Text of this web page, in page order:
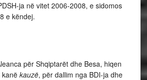
ja në vitet 2006-2008, e sidomos
e këndej.
për Shqiptarët dhe Besa, hiqen
kanë kauzë, për dallim nga BDI-ja dhe